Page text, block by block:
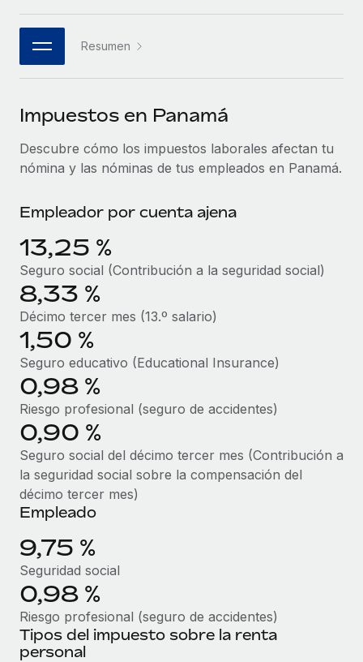
Conectar
Conecta cualquier herramienta de IA con Remote
Optimiza los procesos con herramientas empresariales
esenciales.
Obtén ayuda de gente experta en RR. HH. globales
y cumplimiento normativo.
Comprobaciones de antecedentes
Simplifica los procesos de cribado de candidatos.
Cumplimiento normativo
Adelántate a los riesgos de cumplimiento
normativo.
Gestión de dispositivos
Proporciona dispositivos tecnológicos y contrólalos
en todo el mundo.
Apertura de entidades
Abre entidades conforme a la legalidad enseguida.
Movilidad y reubicación
Reubica a los empleados con facilidad.
Prestaciones
Gestiona las prestaciones de los empleados sin
complicaciones.
ASOCIARSE
Socios tecnológicos estratégicos
Integra la gestión de los RR. HH. globales en tu
Asociarse
Remote Build Próximamente
CASOS PRÁCTICOS
Webinarios
Información sobre salarios y talento
Centro de información
Consulta todos los recursos
BLOG
Nómina global
EOR y PEO
Contractor Management
Impuestos
Explora el blog
BLOG
Integraciones con Gusto y Xero y Contractor
Management Plus
La misión de Remote sigue siendo ayudar a empresas de
todos los tamaños a contratar, gestionar y...
Más información
한국어
中文（简体）Resumen
Impuestos en Panamá
Descubre cómo los impuestos laborales afectan tu
nómina y las nóminas de tus empleados en Panamá.
Empleador por cuenta ajena
13,25 %
Seguro social (Contribución a la seguridad social)
8,33 %
Décimo tercer mes (13.º salario)
1,50 %
Seguro educativo (Educational Insurance)
0,98 %
Riesgo profesional (seguro de accidentes)
0,90 %
Seguro social del décimo tercer mes (Contribución a
la seguridad social sobre la compensación del
décimo tercer mes)
Empleado
9,75 %
Seguridad social
0,98 %
Riesgo profesional (seguro de accidentes)
Tipos del impuesto sobre la renta
personal